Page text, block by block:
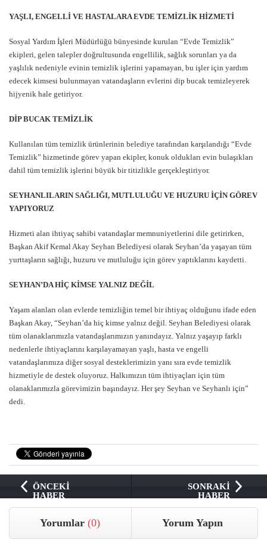
YAŞLI, ENGELLİ VE HASTALARA EVDE TEMİZLİK HİZMETİ
Sosyal Yardım İşleri Müdürlüğü bünyesinde kurulan “Evde Temizlik”
ekipleri, gelen talepler doğrultusunda engellilik, sağlık sorunları ya da
yaşlılık nedeniyle evinin temizlik işlerini yapamayan, bu işler için yardım
edecek kimsesi bulunmayan vatandaşların evlerini dip bucak temizleyerek
hijyenik hale getiriyor.
DİP BUCAK TEMİZLİK
Kullanılan tüm temizlik ürünlerinin belediye tarafından karşılandığı “Evde
Temizlik” hizmetinde görev yapan ekipler, konuk oldukları evin bulaşıkları
dahil tüm temizlik işlerini büyük bir titizlikle gerçekleştiriyor.
SEYHANLILARIN SAĞLIĞI, MUTLULUĞU VE HUZURU İÇİN GÖREV
YAPIYORUZ
Hizmeti alan ihtiyaç sahibi vatandaşlar memnuniyetlerini dile getirirken,
Başkan Akif Kemal Akay Seyhan Belediyesi olarak Seyhan’da yaşayan tüm
yurttaşların sağlığı, huzuru ve mutluluğu için görev yaptıklarını kaydetti.
SEYHAN’DA HİÇ KİMSE YALNIZ DEĞİL
Yaşam alanları olan evlerde temizliğin temel bir ihtiyaç olduğunu ifade eden
Başkan Akay, “Seyhan’da hiç kimse yalnız değil. Seyhan Belediyesi olarak
tüm olanaklarımızla vatandaşlarımızın yanındayız. Yalnız yaşayıp farklı
nedenlerle ihtiyaçlarını karşılayamayan yaşlı, hasta ve engelli
vatandaşlarımıza diğer sosyal desteklerimizin yanı sıra evde temizlik
hizmetiyle de destek oluyoruz. Halkımızın tüm ihtiyaçları için tüm
olanaklarımızla görevimizin başındayız. Her şey Seyhan ve Seyhanlı için”
dedi.
ÖNCEKİ
HABER
SONRAKİ
HABER
Yorumlar(0) Yorum Yapın